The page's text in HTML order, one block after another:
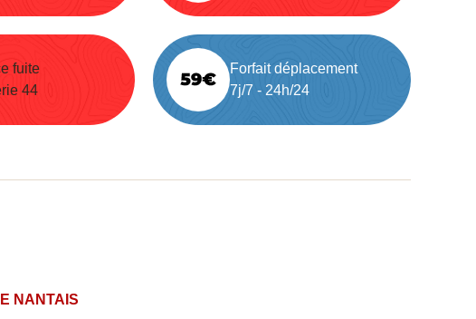
fuite
44
Forfait déplacement
7j/7 - 24h/24
NANTAIS